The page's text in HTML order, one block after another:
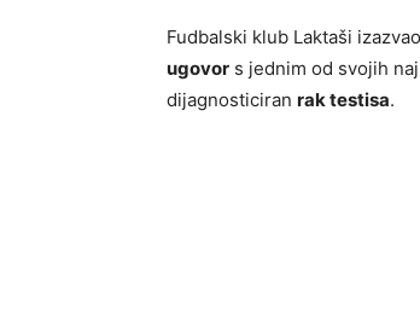
Fudbalski klub Laktaši
ugovor s jednim od svojih
dijagnosticiran rak testisa.